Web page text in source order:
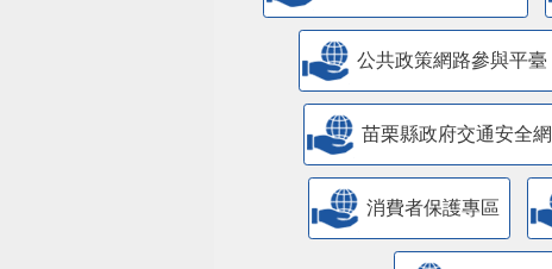
公共政策網路參與平臺
苗栗縣政府交通安全網
消費者保護專區